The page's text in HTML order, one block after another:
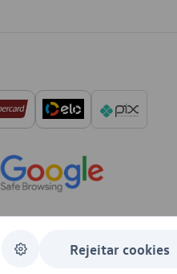
Rejeitar cookies